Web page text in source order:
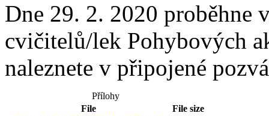
Dne 29. 2. 2020 proběhne
cvičitelů/lek Pohybových
naleznete v připojené
Přílohy
File
File size